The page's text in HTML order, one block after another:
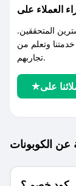
المتحققين.
وتعلم من
تجاربهم.
عن الكوبونات